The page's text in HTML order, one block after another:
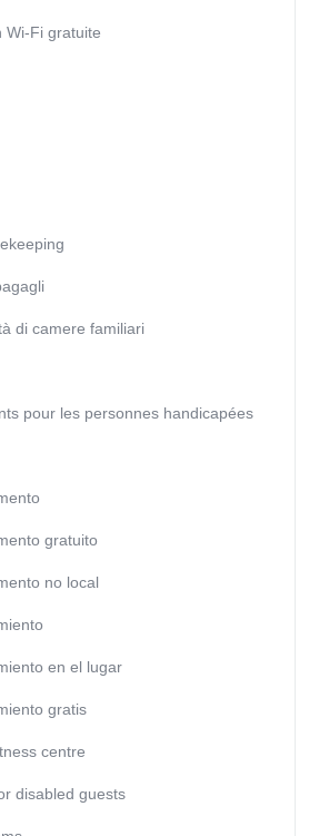
Wi-Fi gratuite
di camere familiari
pour les personnes handicapées
gratuito
no local
en el lugar
gratis
centre
disabled guests